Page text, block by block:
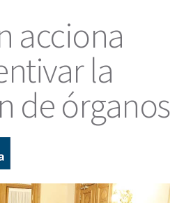
acciona
la
de órganos